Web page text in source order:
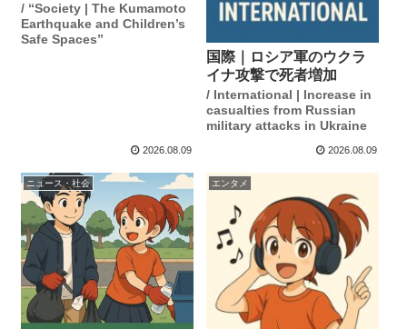
/ “Society | The Kumamoto
Earthquake and Children’s
Safe Spaces”
2026.08.09
国際｜ロシア軍のウクラ
イナ攻撃で死者増加
/ International | Increase in
casualties from Russian
military attacks in Ukraine
2026.08.09
ニュース・社会 エンタメ